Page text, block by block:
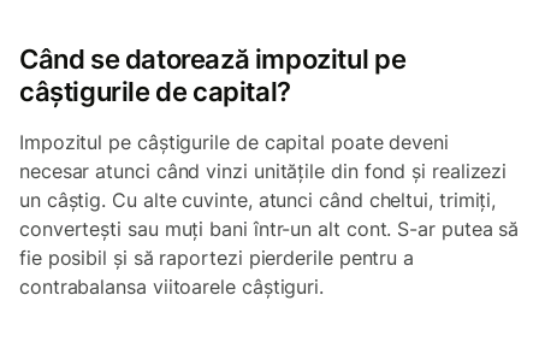
Când se datorează impozitul pe
câștigurile de capital?
Impozitul pe câștigurile de capital poate deveni
necesar atunci când vinzi unitățile din fond și realizezi
un câștig. Cu alte cuvinte, atunci când cheltui, trimiți,
convertești sau muți bani într-un alt cont. S-ar putea să
fie posibil și să raportezi pierderile pentru a
contrabalansa viitoarele câștiguri.